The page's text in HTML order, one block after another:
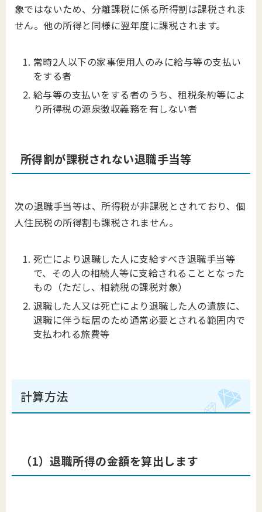
象ではないため、分離課税に係る所得割は課税されま
せん。他の所得と同様に翌年度に課税されます。
常時2人以下の家事使用人のみに給与等の支払い
をする者
給与等の支払いをする者のうち、租税条約等によ
り所得税の源泉徴収義務を有しない者
所得割が課税されない退職手当等
次の退職手当等は、所得税が非課税とされており、個
人住民税の所得割も課税されません。
死亡により退職した人に支給すべき退職手当等
で、その人の相続人等に支給されることとなった
もの（ただし、相続税の課税対象）
退職した人又は死亡により退職した人の遺族に、
退職に伴う転居のため通常必要とされる範囲内で
支払われる旅費等
計算方法
（1）退職所得の金額を算出します